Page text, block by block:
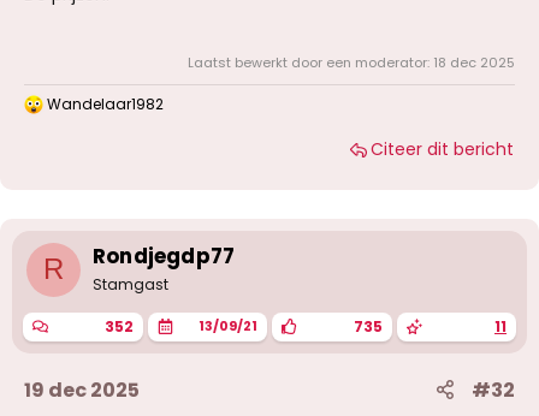
Laatst bewerkt door een moderator: 18 dec 2025
W
n
g
n
:
Wandelaar1982
Citeer dit bericht
R Rondjegdp77
Stamgast
352 13/09/21 735 11
19 dec 2025 #32